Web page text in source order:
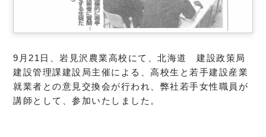
9月21日、岩見沢農業高校にて、北海道 建設政策局
建設管理課建設局主催に よる、高校生と若手建設産業
就業者との意見交換会が行われ、弊社若手女性職員が
講師として、参加いたしました。